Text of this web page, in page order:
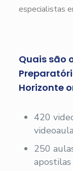
especialistas
Quais são
Horizonte
420
250
apostilas